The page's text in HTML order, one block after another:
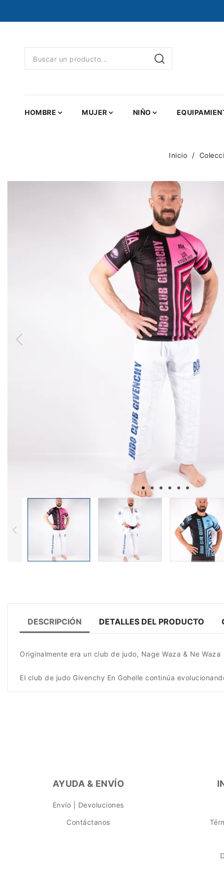
HOMBRE MUJER NIÑO
Inicio
DESCRIPCIÓN DETALLES DEL PRODUCTO
Originalmente era un club de judo, Nage Waza & Ne Waza
El club de judo Givenchy En Gohelle continúa
AYUDA & ENVÍO
Envío | Devoluciones
Contáctanos